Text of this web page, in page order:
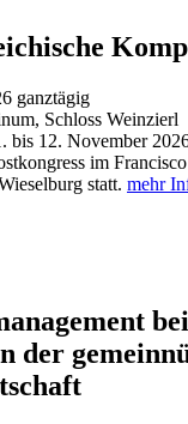
ganztägig
Schloss Weinzierl
bis 12. November
im
statt. mehr
bei
der